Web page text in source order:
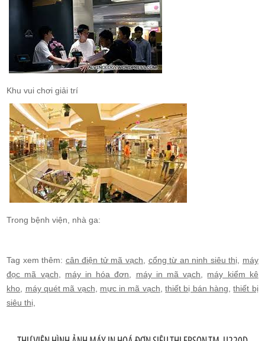
Khu vui chơi giải trí
Trong bệnh viện, nhà ga:
Tag xem thêm: cân điện tử mã vạch cổng từ an ninh siêu thị
máy
đọc mã vạch
máy in hóa đơn máy in mã vạch
máy kiểm kê
kho
máy quét mã vạch mực in mã vạch ,thiết bị bán hàng ,thiết bị
siêu thị